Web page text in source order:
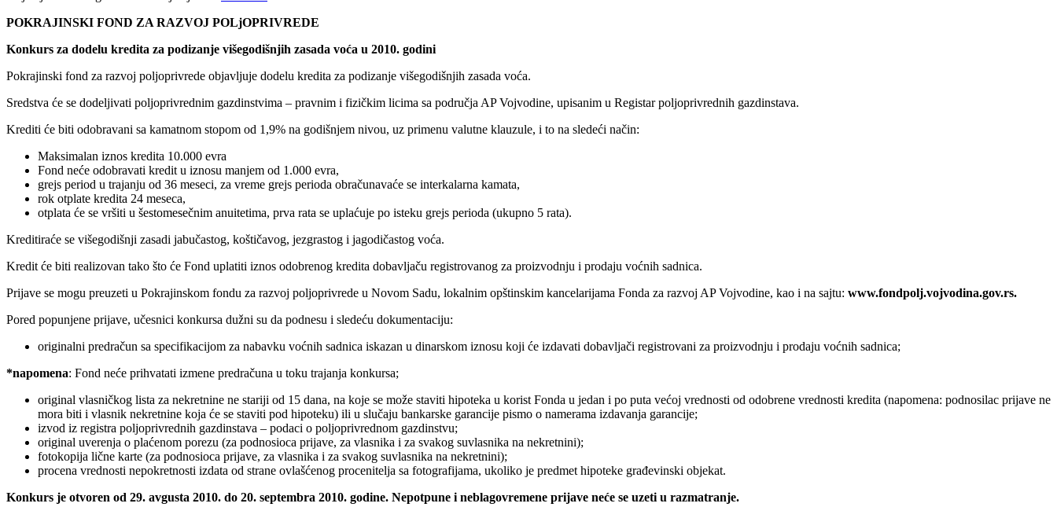
POKRAJINSKI FOND ZA RAZVOJ POLjOPRIVREDE
Konkurs za dodelu kredita za podizanje višegodišnjih zasada voća u 2010. godini
Pokrajinski fond za razvoj poljoprivrede objavljuje dodelu kredita za podizanje višegodišnjih zasada voća.
Sredstva će se dodeljivati poljoprivrednim gazdinstvima – pravnim i fizičkim licima sa područja AP Vojvodine, upisanim u Registar poljoprivrednih gazdinstava.
Krediti će biti odobravani sa kamatnom stopom od 1,9% na godišnjem nivou, uz primenu valutne klauzule, i to na sledeći način:
Maksimalan iznos kredita 10.000 evra
Fond neće odobravati kredit u iznosu manjem od 1.000 evra,
grejs period u trajanju od 36 meseci, za vreme grejs perioda obračunavaće se interkalarna kamata,
rok otplate kredita 24 meseca,
otplata će se vršiti u šestomesečnim anuitetima, prva rata se uplaćuje po isteku grejs perioda (ukupno 5 rata).
Kreditiraće se višegodišnji zasadi jabučastog, koštičavog, jezgrastog i jagodičastog voća.
Kredit će biti realizovan tako što će Fond uplatiti iznos odobrenog kredita dobavljaču registrovanog za proizvodnju i prodaju voćnih sadnica.
Prijave se mogu preuzeti u Pokrajinskom fondu za razvoj poljoprivrede u Novom Sadu, lokalnim opštinskim kancelarijama Fonda za razvoj AP Vojvodine, kao i na sajtu: www.fondpolj.vojvodina.gov.rs.
Pored popunjene prijave, učesnici konkursa dužni su da podnesu i sledeću dokumentaciju:
originalni predračun sa specifikacijom za nabavku voćnih sadnica iskazan u dinarskom iznosu koji će izdavati dobavljači registrovani za proizvodnju i prodaju voćnih sadnica;
*napomena: Fond neće prihvatati izmene predračuna u toku trajanja konkursa;
original vlasničkog lista za nekretnine ne stariji od 15 dana, na koje se može staviti hipoteka u korist Fonda u jedan i po puta većoj vrednosti od odobrene vrednosti kredita (napomena: podnosilac prijave ne
mora biti i vlasnik nekretnine koja će se staviti pod hipoteku) ili u slučaju bankarske garancije pismo o namerama izdavanja garancije;
izvod iz registra poljoprivrednih gazdinstava – podaci o poljoprivrednom gazdinstvu;
original uverenja o plaćenom porezu (za podnosioca prijave, za vlasnika i za svakog suvlasnika na nekretnini);
fotokopija lične karte (za podnosioca prijave, za vlasnika i za svakog suvlasnika na nekretnini);
procena vrednosti nepokretnosti izdata od strane ovlašćenog procenitelja sa fotografijama, ukoliko je predmet hipoteke građevinski objekat.
Konkurs je otvoren od 29. avgusta 2010. do 20. septembra 2010. godine. Nepotpune i neblagovremene prijave neće se uzeti u razmatranje.